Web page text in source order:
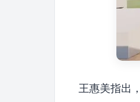
王惠美指出